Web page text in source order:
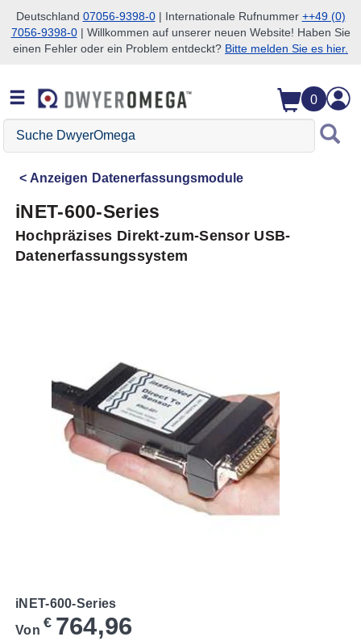
Zum Suchen überspringen
Zum Hauptinhalt überspringen
Zur Navigation überspringen
Deutschland 07056-9398-0| Internationale Rufnummer ++49 (0)
7056-9398-0| Willkommen auf unserer neuen Website! Haben Sie
einen Fehler oder ein Problem entdeckt? Bitte melden Sie es hier.
0
Suche
DwyerOmega
Anzeigen Datenerfassungsmodule
iNET-600-Series
Hochpräzises Direkt-zum-Sensor USB-
Datenerfassungssystem
iNET-600-Series
Von € 764,96